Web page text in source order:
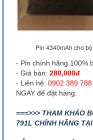
Pin 4340mAh cho
- Pin chính hãng 100%
- Giá bán: 280,000đ
- Liên hệ: 0902 389 788
NGAY để đặt hàng.
===>>> THAM KHẢO
791L CHÍNH HÃNG